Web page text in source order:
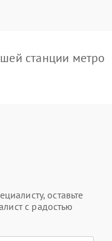
станции метро
оставьте
с радостью